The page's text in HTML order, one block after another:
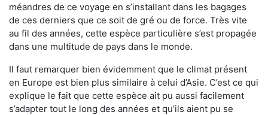
méandres de ce voyage en s’installant dans les bagages
de ces derniers que ce soit de gré ou de force. Très vite
au fil des années, cette espèce particulière s’est propagée
dans une multitude de pays dans le monde.
Il faut remarquer bien évidemment que le climat présent
en Europe est bien plus similaire à celui d’Asie. C’est ce qui
explique le fait que cette espèce ait pu aussi facilement
s’adapter tout le long des années et qu’ils aient pu se